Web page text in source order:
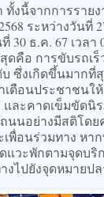
ทั้งนี้จากการราย
ระหว่างวันที่
30 ธ.ค. 67 เวลา
ดคือ การขับรถเ
ซึ่งเกิดขึ้นมากที่สุ
เตือนประชาชนใ
ละคาดเข็มขัดนิ
นนอย่างมีสติโด
พื่อนร่วมทาง หา
แวะพักตามจุดบริ
ไปยังจุดหมายป